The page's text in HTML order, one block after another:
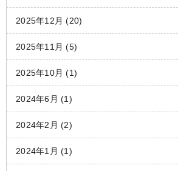
2025年12月 (20)
2025年11月 (5)
2025年10月 (1)
2024年6月 (1)
2024年2月 (2)
2024年1月 (1)